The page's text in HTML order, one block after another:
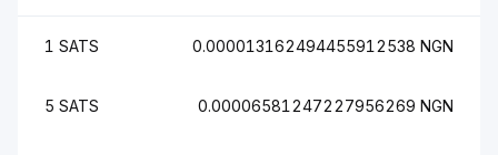
1 SATS 0.000013162494455912538 NGN
5 SATS 0.00006581247227956269 NGN